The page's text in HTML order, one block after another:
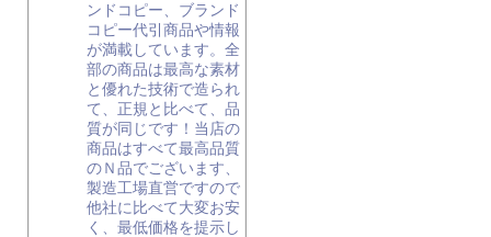
ンドコピー、ブランド
コピー代引商品や情報
が満載しています。全
部の商品は最高な素材
と優れた技術で造られ
て、正規と比べて、品
質が同じです！当店の
商品はすべて最高品質
のＮ品でございます、
製造工場直営ですので
他社に比べて大変お安
く、最低価格を提示し